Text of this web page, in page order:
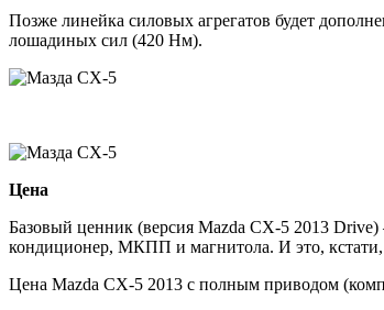
Позже линейка силовых агрегатов будет
лошадиных сил (420 Нм).
Цена
Базовый ценник (версия Mazda CX-5 2013
кондиционер, МКПП и магнитола. И это,
Цена Mazda CX-5 2013 с полным приводом